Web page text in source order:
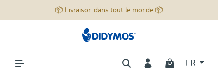
📦 Livraison dans tout le monde 📦
FR